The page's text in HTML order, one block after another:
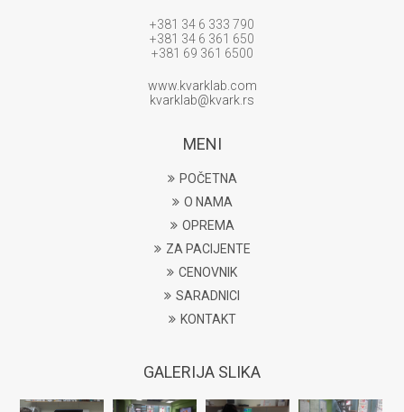
+381 34 6 333 790
+381 34 6 361 650
+381 69 361 6500
www.kvarklab.com
kvarklab@kvark.rs
MENI
POČETNA
O NAMA
OPREMA
ZA PACIJENTE
CENOVNIK
SARADNICI
KONTAKT
GALERIJA SLIKA